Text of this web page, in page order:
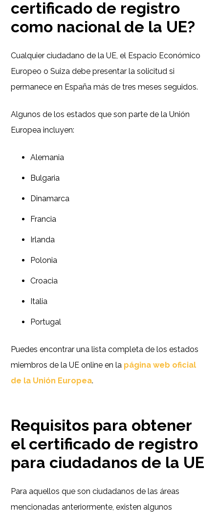
certificado de registro
como nacional de la UE?
Cualquier ciudadano de la UE, el Espacio Económico
Europeo o Suiza debe presentar la solicitud si
permanece en España más de tres meses seguidos.
Algunos de los estados que son parte de la Unión
Europea incluyen:
Alemania
Bulgaria
Dinamarca
Francia
Irlanda
Polonia
Croacia
Italia
Portugal
Puedes encontrar una lista completa de los estados
miembros de la UE online en la página web oficial
de la Unión Europea.
Requisitos para obtener
el certificado de registro
para ciudadanos de la UE
Para aquellos que son ciudadanos de las áreas
mencionadas anteriormente, existen algunos